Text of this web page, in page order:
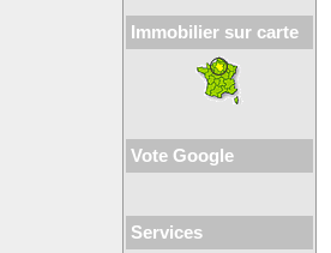
Immobilier sur carte
Vote Google
Services